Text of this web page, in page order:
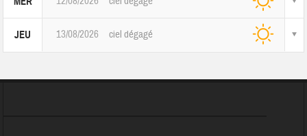
JEU 13/08/2026 ciel dégagé